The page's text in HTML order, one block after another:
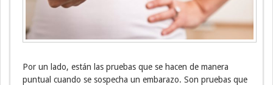
Por un lado, están las pruebas que se hacen de manera
puntual cuando se sospecha un embarazo. Son pruebas que